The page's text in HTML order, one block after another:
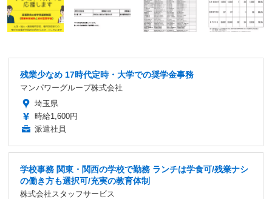
残業少なめ 17時代定時・大学での奨学金事務
マンパワーグループ株式会社
埼玉県
時給1,600円
派遣社員
学校事務 関東・関西の学校で勤務 ランチは学食可/残業ナシ
の働き方も選択可/充実の教育体制
株式会社スタッフサービス